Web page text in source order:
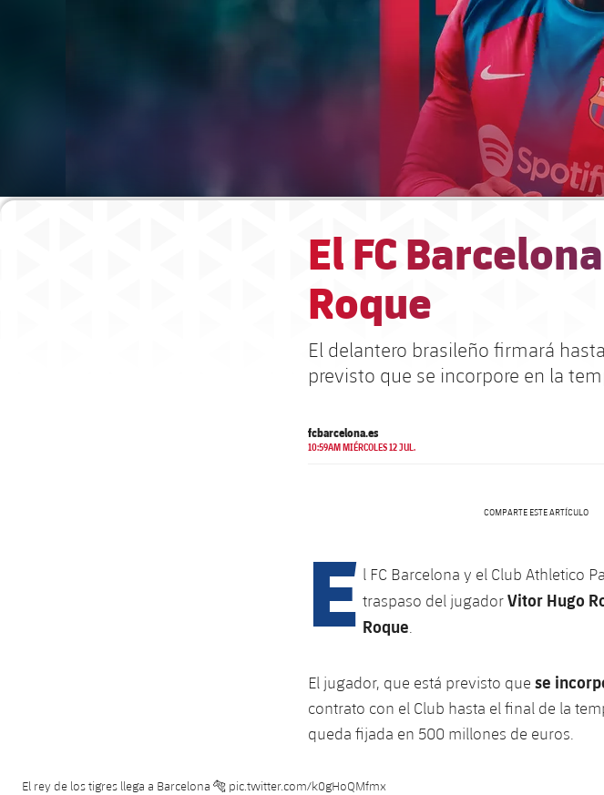
El FC
Roque
El delantero brasileño firmará
previsto que se incorpore en la
fcbarcelona.es
10:59AM MIÉRCOLES 12 JUL.
COMPARTE ESTE ARTÍCULO
E l FC Barcelona y el Club Athletico
traspaso del jugadorVitor Hugo
Roque.
El jugador, que está previsto que se
contrato con el Club hasta el final de la
queda fijada en 500 millones de euros.
El rey de los tigres llega a Barcelona 🐅 pic.twitter.com/k0gHoQMfmx